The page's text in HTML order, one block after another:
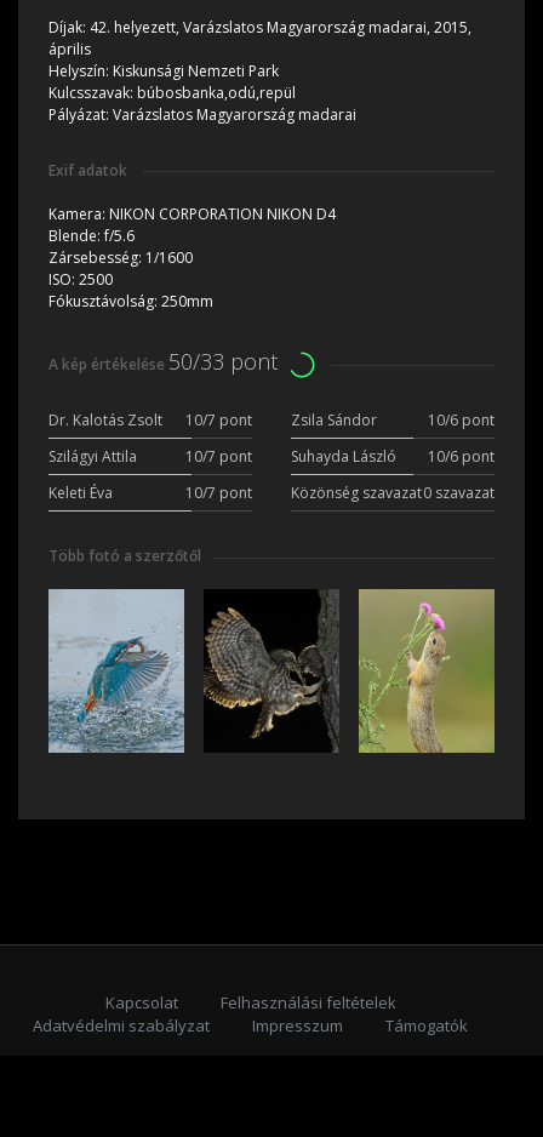
Díjak: 42. helyezett, Varázslatos Magyarország madarai, 2015,
április
Helyszín: Kiskunsági Nemzeti Park
Kulcsszavak: búbosbanka,odú,repül
Pályázat: Varázslatos Magyarország madarai
Exif adatok
Kamera: NIKON CORPORATION NIKON D4
Blende:f/5.6
Zársebesség: 1/1600
ISO: 2500
Fókusztávolság: 250mm
A kép értékelése 50/33 pont
Dr. Kalotás Zsolt 10/7 pont Zsila Sándor
10/6 pont
Szilágyi Attila
10/7 pont Suhayda László
10/6 pont
Keleti Éva
10/7 pont Közönség szavazat0 szavazat
Több fotó a szerzőtől
Kapcsolat
Felhasználási feltételek
Adatvédelmi szabályzat
Impresszum
Támogatók